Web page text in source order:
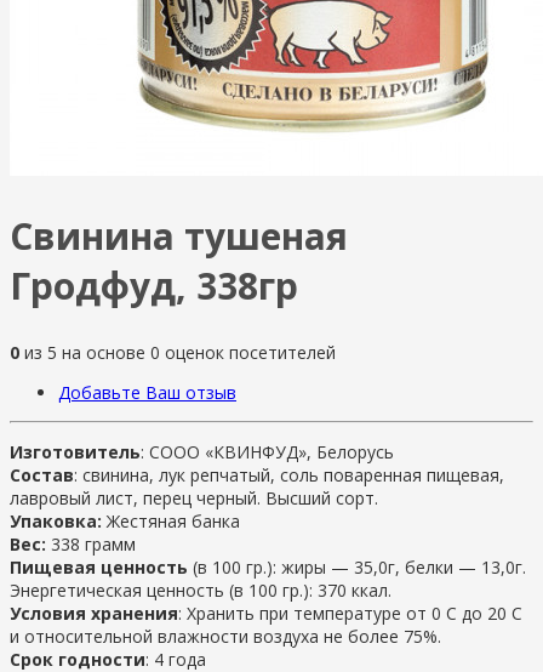
Свинина тушеная
Гродфуд, 338гр
0 из 5 на основе 0 оценок посетителей
Добавьте Ваш отзыв
Изготовитель: СООО «КВИНФУД», Белорусь
Состав: свинина, лук репчатый, соль поваренная пищевая,
лавровый лист, перец черный. Высший сорт.
Упаковка: Жестяная банка
Вес: 338 грамм
Пищевая ценность (в 100 гр.): жиры — 35,0г, белки — 13,0г.
Энергетическая ценность (в 100 гр.): 370 ккал.
Условия хранения: Хранить при температуре от 0 С до 20 С
и относительной влажности воздуха не более 75%.
Срок годности: 4 года